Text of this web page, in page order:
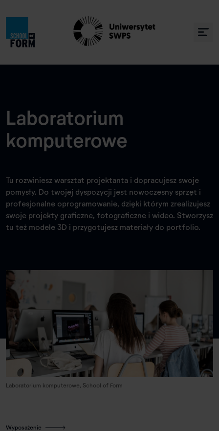
Laboratorium
komputerowe
Tu rozwiniesz warsztat projektanta i dopracujesz swoje
pomysły. Do twojej dyspozycji jest nowoczesny sprzęt i
profesjonalne oprogramowanie, dzięki którym zrealizujesz
swoje projekty graficzne, fotograficzne i wideo. Stworzysz
tu też modele 3D i przygotujesz materiały do portfolio.
Laboratorium komputerowe, School of Form
Wyposażenie